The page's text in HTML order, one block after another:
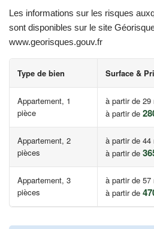
Les informations sur les risques
sont disponibles sur le site
www.georisques.gouv.fr
Type de bien Surface &
Appartement, 1
pièce
à partir de 29
à partir de
Appartement, 2
pièces
à partir de 44
à partir de
Appartement, 3
pièces
à partir de 57
à partir de